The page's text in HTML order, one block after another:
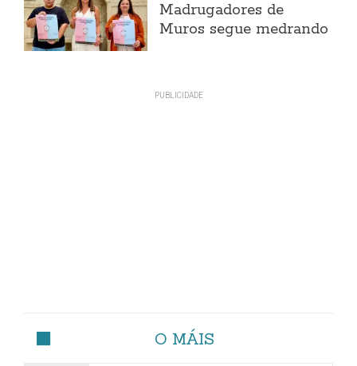
Madrugadores de
Muros segue medrando
O MÁIS